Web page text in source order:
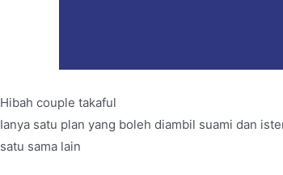
Hibah couple takaful
Ianya satu plan yang boleh diambil suami dan
satu sama lain